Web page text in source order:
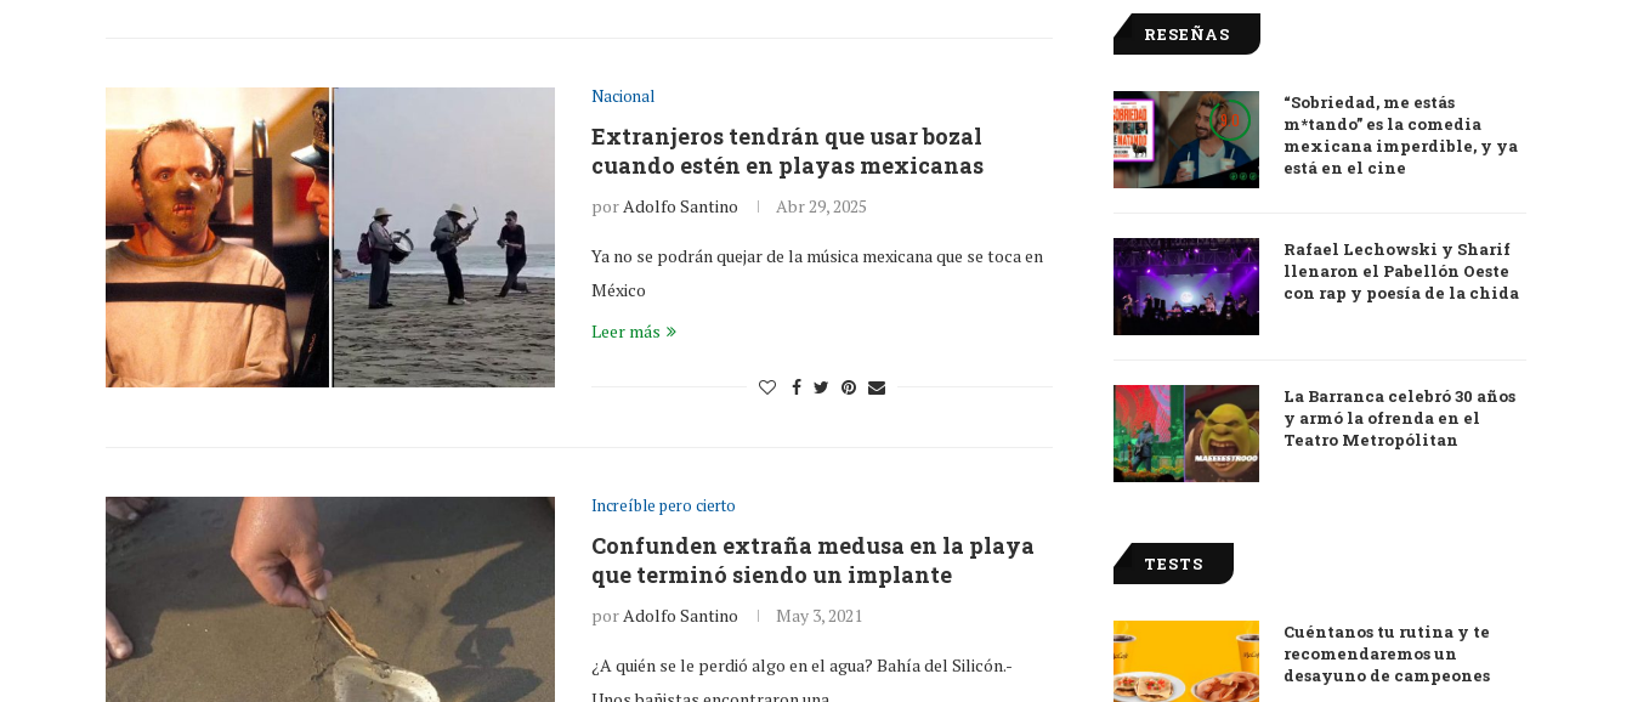
Nacional
Extranjeros tendrán que usar bozal
cuando estén en playas mexicanas
porAdolfo Santino Abr 29, 2025
Ya no se podrán quejar de la música mexicana que se toca en
México
Leer más
Increíble pero cierto
Confunden extraña medusa en la playa
que terminó siendo un implante
porAdolfo Santino May 3, 2021
¿A quién se le perdió algo en el agua? Bahía del Silicón.-
RESEÑAS
9.0
“Sobriedad, me estás
m*tando” es la comedia
mexicana imperdible, y ya
está en el cine
Rafael Lechowski y Sharif
llenaron el Pabellón Oeste
con rap y poesía de la chida
La Barranca celebró 30 años
y armó la ofrenda en el
Teatro Metropólitan
TESTS
Cuéntanos tu rutina y te
recomendaremos un
desayuno de campeones